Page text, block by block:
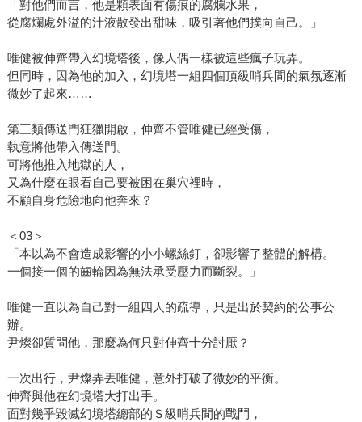
「對他們而言，他是顆表面有傷痕的腐爛水果，
從腐爛處外溢的汁液散發出甜味，吸引著他們撲向自己。」
唯健被伸齊帶入幻境塔後，像人偶一樣被這些瘋子玩弄。
但同時，因為他的加入，幻境塔一組四個頂級哨兵間的氣氛逐漸
微妙了起來……
第三類傳送門狂獵開啟，伸齊不管唯健已經受傷，
執意將他帶入傳送門。
可將他推入地獄的人，
又為什麼在眼看自己要被困在巢穴裡時，
不顧自身危險地向他奔來？
＜03＞
「本以為不會造成影響的小小螺絲釘，卻影響了整體的解構。
一個接一個的齒輪因為無法承受壓力而斷裂。」
唯健一直以為自己對一組四人的疏導，只是出於契約的公事公
辦。
尹燦卻質問他，那麼為何只對伸齊十分討厭？
一次出行，尹燦弄丟唯健，意外打破了微妙的平衡。
伸齊與他在幻境塔大打出手。
面對幾乎毀滅幻境塔總部的Ｓ級哨兵間的戰鬥，